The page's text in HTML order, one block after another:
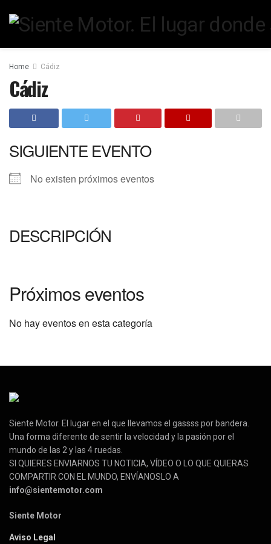
Home Cádiz
Cádiz
SIGUIENTE EVENTO
No existen próximos eventos
DESCRIPCIÓN
Próximos eventos
No hay eventos en esta categoría
Siente Motor. El lugar en el que llevamos el gassss por bandera.
Una forma diferente de sentir la velocidad y la pasión por el
mundo de las 2 y las 4 ruedas.
SI QUIERES ENVIARNOS TU NOTICIA, VÍDEO O LO QUE QUIERAS
COMPARTIR CON EL MUNDO, ENVÍANOSLO A
info@sientemotor.com
Siente Motor
Aviso Legal